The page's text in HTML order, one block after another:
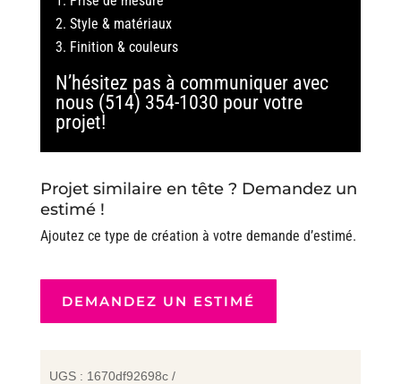
Style & matériaux
Finition & couleurs
N’hésitez pas à communiquer avec
nous (514) 354-1030 pour votre
projet!
Projet similaire en tête ? Demandez un
estimé !
Ajoutez ce type de création à votre demande d’estimé.
DEMANDEZ UN ESTIMÉ
UGS : 1670df92698c